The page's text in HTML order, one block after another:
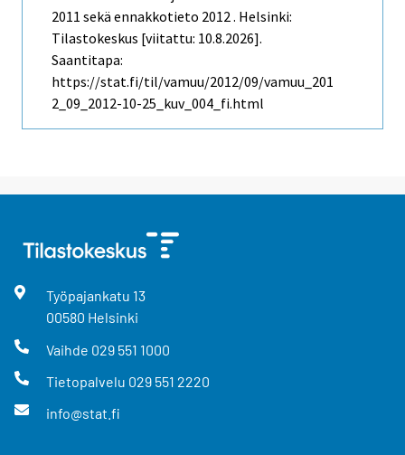
2011 sekä ennakkotieto 2012 . Helsinki:
Tilastokeskus [viitattu: 10.8.2026].
Saantitapa:
https://stat.fi/til/vamuu/2012/09/vamuu_201
2_09_2012-10-25_kuv_004_fi.html
Työpajankatu 13
00580 Helsinki
Vaihde 029 551 1000
Tietopalvelu 029 551 2220
info@stat.fi